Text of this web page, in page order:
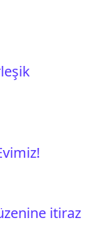
itiraz